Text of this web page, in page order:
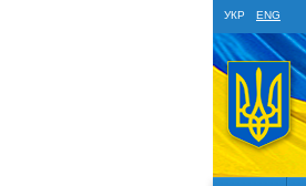
УКР ENG